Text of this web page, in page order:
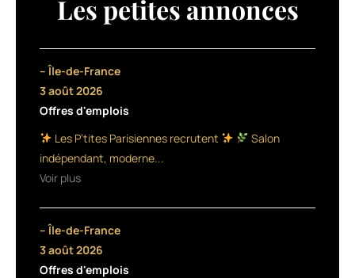
Les petites annonces
– Île-de-France
3 août 2026
Offres d'emplois
Les P’tites Parisiennes recrutent
Salon
indépendant, moderne...
Voir plus
– Île-de-France
3 août 2026
Offres d'emplois